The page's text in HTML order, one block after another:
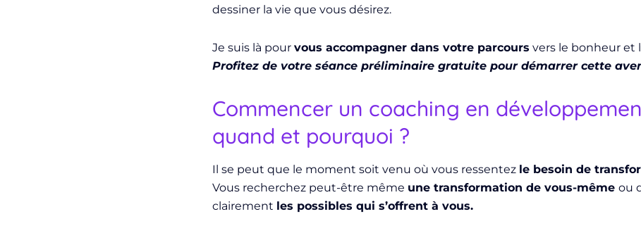
dessiner la vie que vous désirez.
Je suis là pourvous accompagner dans votre parcours vers le bonheur et
Profitez de votre séance préliminaire gratuite pour démarrer cette
Commencer un coaching en
quand et pourquoi ?
Il se peut que le moment soit venu où vous ressentez le besoin de
Vous recherchez peut-être même une transformation de vous-mêmeou
clairement les possibles qui s’offrent à vous.